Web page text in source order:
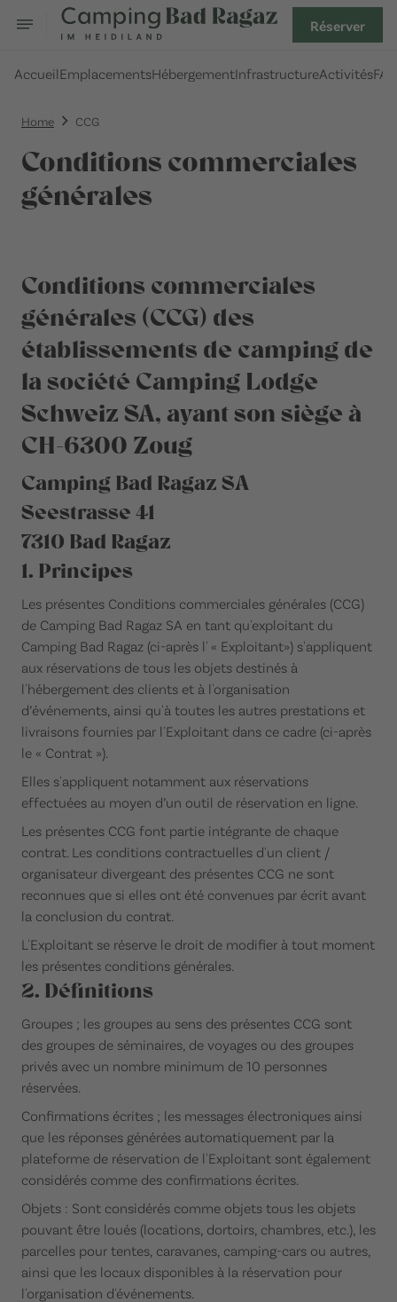
Réserver
AccueilEmplacementsHébergementInfrastructureActivitésFAQ
Home CCG
Conditions commerciales
générales
Conditions commerciales
générales (CCG) des
établissements de camping de
la société Camping Lodge
Schweiz SA, ayant son siège à
CH-6300 Zoug
Camping Bad Ragaz SA
Seestrasse 41
7310 Bad Ragaz
1. Principes
Les présentes Conditions commerciales générales (CCG)
de Camping Bad Ragaz SA en tant qu'exploitant du
Camping Bad Ragaz (ci-après l' « Exploitant») s'appliquent
aux réservations de tous les objets destinés à
l'hébergement des clients et à l'organisation
d’événements, ainsi qu'à toutes les autres prestations et
livraisons fournies par l'Exploitant dans ce cadre (ci-après
le « Contrat »).
Elles s'appliquent notamment aux réservations
effectuées au moyen d’un outil de réservation en ligne.
Les présentes CCG font partie intégrante de chaque
contrat. Les conditions contractuelles d'un client /
organisateur divergeant des présentes CCG ne sont
reconnues que si elles ont été convenues par écrit avant
la conclusion du contrat.
L'Exploitant se réserve le droit de modifier à tout moment
les présentes conditions générales.
2. Définitions
Groupes ; les groupes au sens des présentes CCG sont
des groupes de séminaires, de voyages ou des groupes
privés avec un nombre minimum de 10 personnes
réservées.
Confirmations écrites ; les messages électroniques ainsi
que les réponses générées automatiquement par la
plateforme de réservation de l'Exploitant sont également
considérés comme des confirmations écrites.
Objets : Sont considérés comme objets tous les objets
pouvant être loués (locations, dortoirs, chambres, etc.), les
parcelles pour tentes, caravanes, camping-cars ou autres,
ainsi que les locaux disponibles à la réservation pour
l'organisation d'événements.